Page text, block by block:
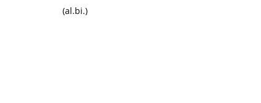
(al.bi.)